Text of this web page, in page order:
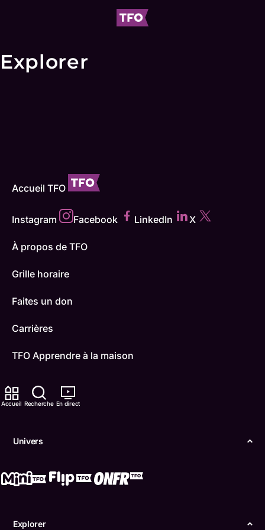
Accueil Recherche En direct
Univers
Explorer
Explorer
Accueil TFO
Instagram Facebook LinkedIn X
À propos de TFO
Grille horaire
Faites un don
Carrières
TFO Apprendre à la maison
Comment nous capter
ONFR
Conditions d'utilisation